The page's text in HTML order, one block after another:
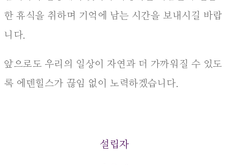
한 휴식을 취하며 기억에 남는 시간을 보내시길 바랍
니다.
앞으로도 우리의 일상이 자연과 더 가까워질 수 있도
록 에덴힐스가 끊임 없이 노력하겠습니다.
설립자